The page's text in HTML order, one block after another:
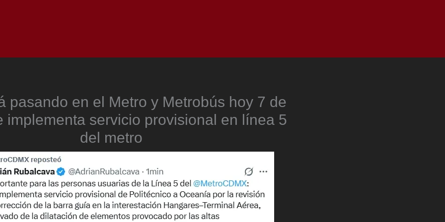
pasando en el Metro y Metrobús hoy 7 de
implementa servicio provisional en línea 5
del metro